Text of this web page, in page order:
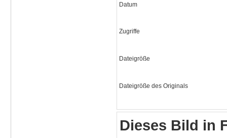
Datum
Zugriffe
Dateigröße
Dateigröße des Originals
Dieses Bild in